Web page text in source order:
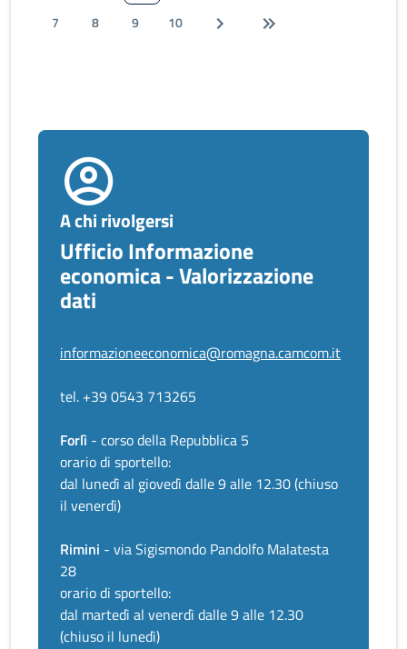
7
8 9 10
A chi rivolgersi
Ufficio Informazione
economica - Valorizzazione
dati
informazioneeconomica@romagna.camcom.it
tel. +39 0543 713265
Forlì - corso della Repubblica 5
orario di sportello:
dal lunedì al giovedì dalle 9 alle 12.30 (chiuso
il venerdì)
Rimini - via Sigismondo Pandolfo Malatesta
28
orario di sportello:
dal martedì al venerdì dalle 9 alle 12.30
(chiuso il lunedì)